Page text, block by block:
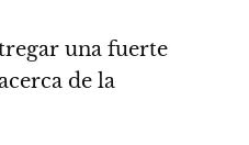
una fuerte
de la